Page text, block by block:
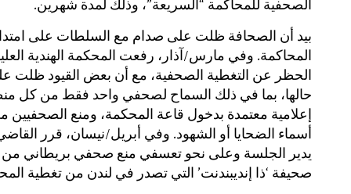
الصحفية للمحاكمة “السريعة”، وذلك لمدة شهرين.
بيد أن الصحافة ظلت على صدام مع السلطات على
المحاكمة. وفي مارس/آذار، رفعت المحكمة الهندية
الحظر عن التغطية الصحفية، مع أن بعض القيود ظلت
حالها، بما في ذلك السماح لصحفي واحد فقط من كل
إعلامية معتمدة بدخول قاعة المحكمة، ومنع
أسماء الضحايا أو الشهود. وفي أبريل/نيسان، قرر
يدير الجلسة وعلى نحو تعسفي منع صحفي بريطاني من
صحيفة ‘ذا إنديبندنت’ التي تصدر في لندن من تغطية